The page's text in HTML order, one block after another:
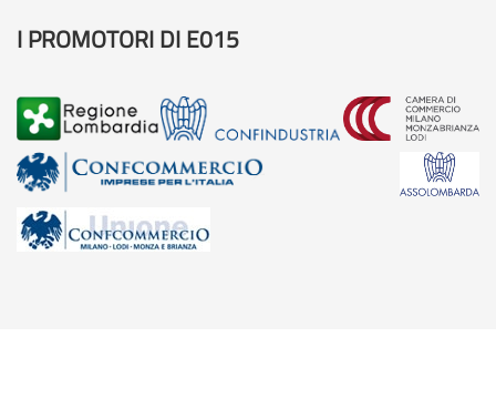
I PROMOTORI DI E015